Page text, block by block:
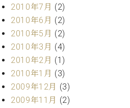
2010年7月 (2)
2010年6月 (2)
2010年5月 (2)
2010年3月 (4)
2010年2月 (1)
2010年1月 (3)
2009年12月 (3)
2009年11月 (2)